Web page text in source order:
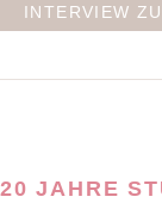
INTERVIEW
20 JAHRE